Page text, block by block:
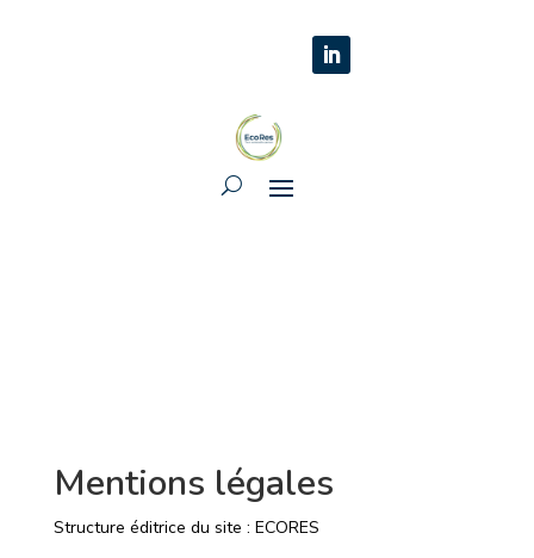
Mentions légales
Structure éditrice du site : ECORES